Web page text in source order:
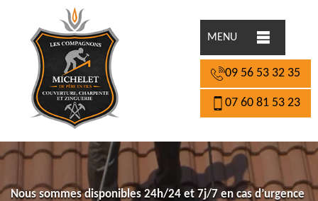
MENU
09 56 53 32 35
07 60 81 53 23
Nous sommes disponibles 24h/24 et 7j/7 en cas d’urgence